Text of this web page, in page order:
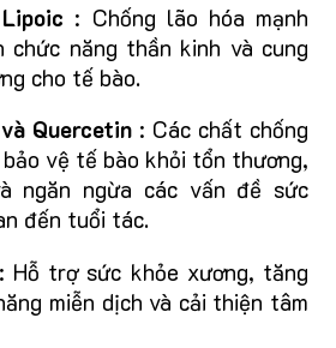
: Chống lão hóa mạnh
chức năng thần kinh và cung
cho tế bào.
Quercetin : Các chất chống
vệ tế bào khỏi tổn thương,
ngăn ngừa các vấn đề sức
đến tuổi tác.
: Hỗ trợ sức khỏe xương, tăng
miễn dịch và cải thiện tâm